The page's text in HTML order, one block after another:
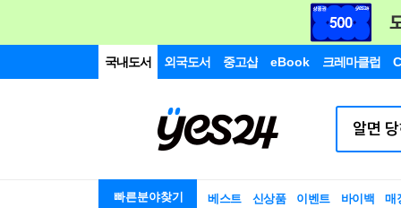
국내도서 외국도서 중고샵 eBook 크레마클럽
빠른분야찾기 베스트 신상품 이벤트 바이백 매